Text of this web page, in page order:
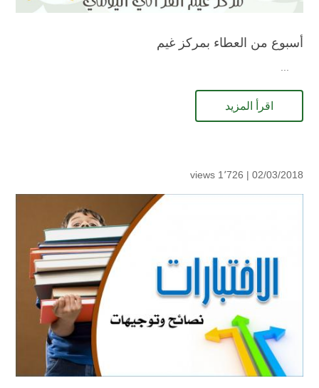
أسبوع من العطاء بمركز غيم
اقرأ المزيد
02/03/2018 | 1٬726 views